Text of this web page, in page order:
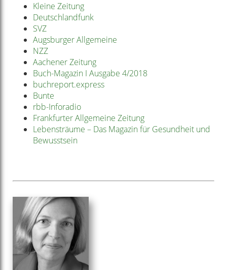
Kleine Zeitung
Deutschlandfunk
SVZ
Augsburger Allgemeine
NZZ
Aachener Zeitung
Buch-Magazin I Ausgabe 4/2018
buchreport.express
Bunte
rbb-Inforadio
Frankfurter Allgemeine Zeitung
Lebensträume – Das Magazin für Gesundheit und
Bewusstsein